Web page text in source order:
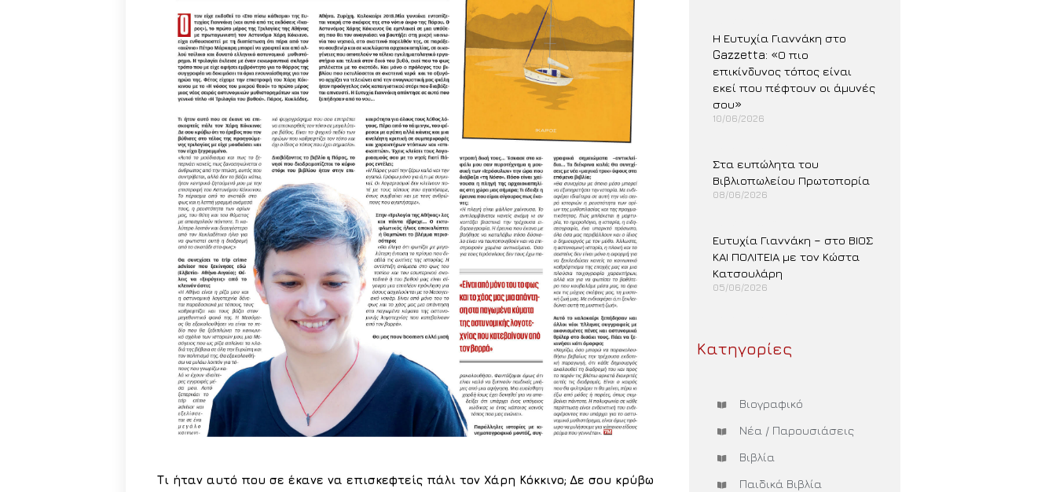
Τι ήταν αυτό που σε έκανε να επισκεφτείς πάλι τον Χάρη Κόκκινο; Δε σου κρύβω
Η Ευτυχία Γιαννάκη στο
Gazzetta: «Ο πιο
επικίνδυνος τόπος είναι
εκεί που πέφτουν οι άμυνές
σου»
10/06/2026
Στα ευπώλητα του
Βιβλιοπωλείου Πρωτοπορία
08/06/2026
Ευτυχία Γιαννάκη – στο ΒΙΟΣ
ΚΑΙ ΠΟΛΙΤΕΙΑ με τον Κώστα
Κατσουλάρη
05/06/2026
Κατηγορίες
Βιογραφικό
Νέα / Παρουσιάσεις
Βιβλία
Παιδικά Βιβλία